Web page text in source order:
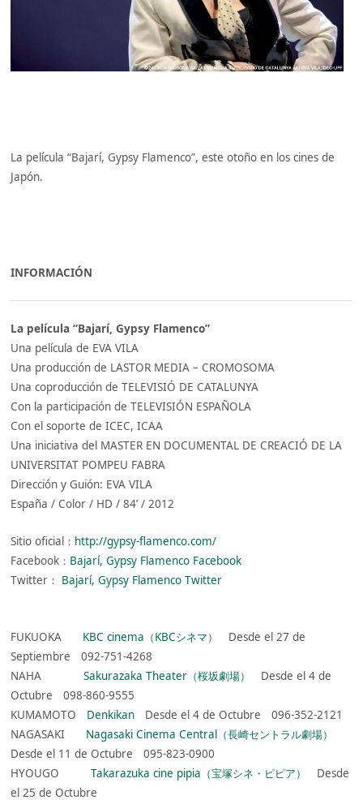
La película “Bajarí, Gypsy Flamenco”, este otoño en los cines de
Japón.
INFORMACIÓN
La película “Bajarí, Gypsy Flamenco”
Una película de EVA VILA
Una producción de LASTOR MEDIA – CROMOSOMA
Una coproducción de TELEVISIÓ DE CATALUNYA
Con la participación de TELEVISIÓN ESPAÑOLA
Con el soporte de ICEC, ICAA
Una iniciativa del MASTER EN DOCUMENTAL DE CREACIÓ DE LA
UNIVERSITAT POMPEU FABRA
Dirección y Guión: EVA VILA
España / Color / HD / 84’ / 2012
Sitio oficial： http://gypsy-flamenco.com/
Facebook： Bajarí, Gypsy Flamenco Facebook
Twitter： Bajarí, Gypsy Flamenco Twitter
FUKUOKA KBC cinema（KBCシネマ）
Desde el 27 de
Septiembre 092-751-4268
NAHASakurazaka Theater（桜坂劇場）
Desde el 4 de
Octubre 098-860-9555
KUMAMOTO Denkikan Desde el 4 de Octubre 096-352-2121
NAGASAKI Nagasaki Cinema Central（長崎セントラル劇場）
Desde el 11 de Octubre 095-823-0900
HYOUGOTakarazuka cine pipia（宝塚シネ・ピピア）
Desde
el 25 de Octubre